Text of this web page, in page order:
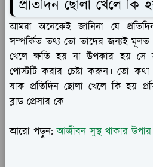
প্রতিদিন ছোলা খেলে কি
আমরা অনেকেই জানিনা যে
সম্পর্কিত তথ্য তো তাদের জন্যই মূলত
খেলে ক্ষতি হয় না উপকার হয় সে
পোস্টটি করার চেষ্টা করুন। তো কথা
যাক প্রতিদিন ছোলা খেলে কি হয়
ব্লাড প্রেসার কে
আরো পড়ুন: আজীবন সুস্থ থাকার